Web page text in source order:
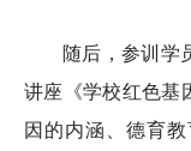
随后，参训学
讲座《学校红色基
因的内涵、德育